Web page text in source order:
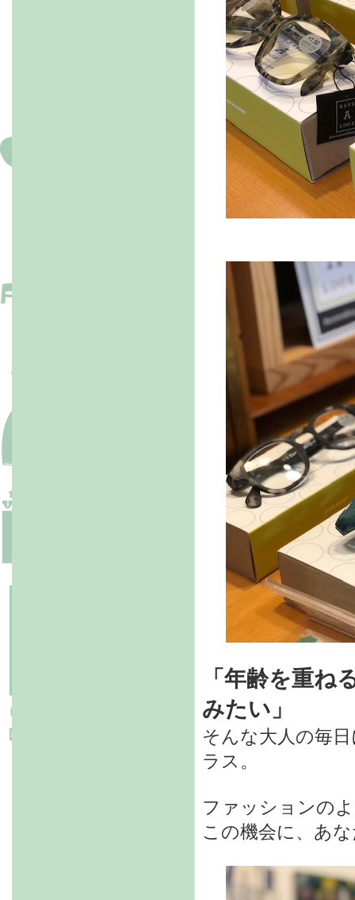
「年齢を重ね
みたい」
そんな大人の毎
ラス。
ファッションの
この機会に、あ